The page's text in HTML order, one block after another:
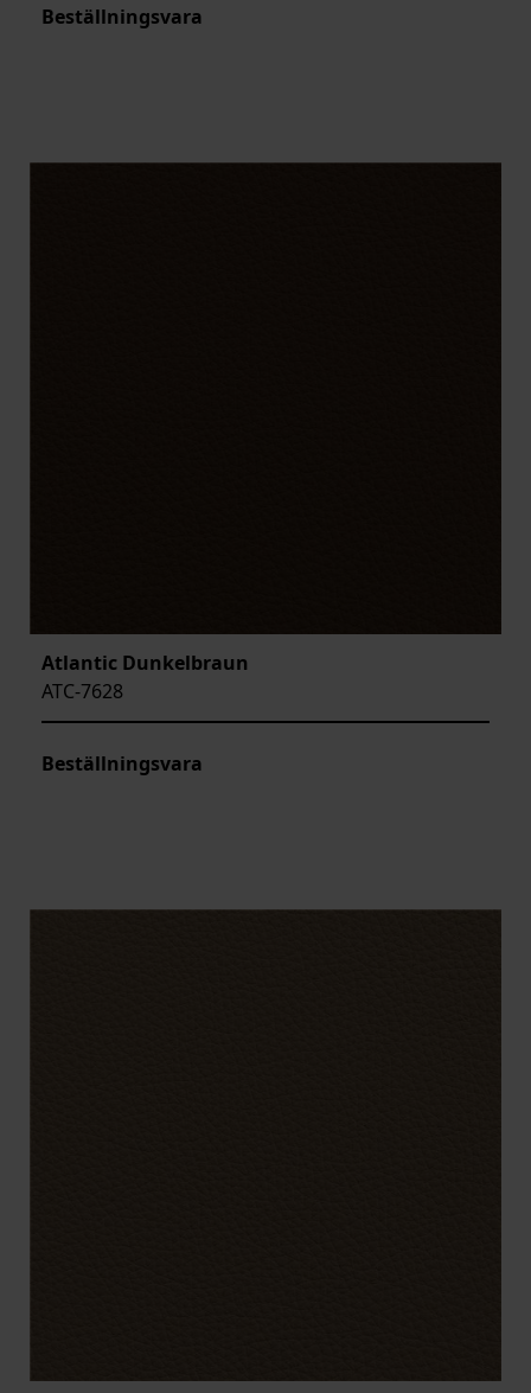
Beställningsvara
Atlantic Dunkelbraun
ATC-7628
Beställningsvara